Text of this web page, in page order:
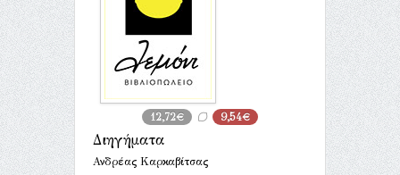
12,72€ 9,54€
Διηγήματα
Ανδρέας Καρκαβίτσας